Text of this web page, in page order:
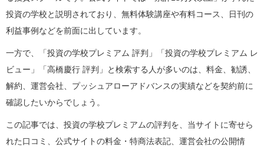
投資の学校と説明されており、無料体験講座や有料コース、日刊の
利益事例などを前面に出しています。
一方で、「投資の学校プレミアム 評判」「投資の学校プレミアム レ
ビュー」「高橋慶行 評判」と検索する人が多いのは、料金、勧誘、
解約、運営会社、プッシュアローアドバンスの実績などを契約前に
確認したいからでしょう。
この記事では、投資の学校プレミアムの評判を、当サイトに寄せら
れた口コミ、公式サイトの料金・特商法表記、運営会社の公開情